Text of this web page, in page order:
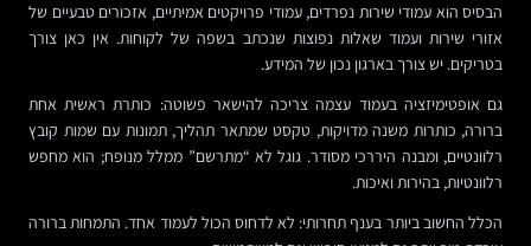
הבסיס הוא עמודי שירות נפרדים, עמודי פרויקטים אמיתיים, אזכורים טבעיים של
אזורי שירות ועמוד שאלות נפוצות שנכתב בשפה של לקוחות. אין כאן צורך
בטריקים. יש צורך בארגון נכון של המידע.
גם אופטימיזציה בעמוד עצמה צריכה להישאר פשוטה: כותרת ראשית אחת
ברורה, כותרות משנה מדויקות, טקסט שמתאר תהליך, תמונות עם שמות קובץ
רלוונטיים, ומבנה היררכי מסודר. גוגל לא “מתרשם” ממלל מנופח; הוא מחפש
רלוונטיות, בהירות ואיכות.
הכלל החשוב ביותר בענף תחרותי: לא לדחוס הכול לעמוד אחד. התמחות ברורה